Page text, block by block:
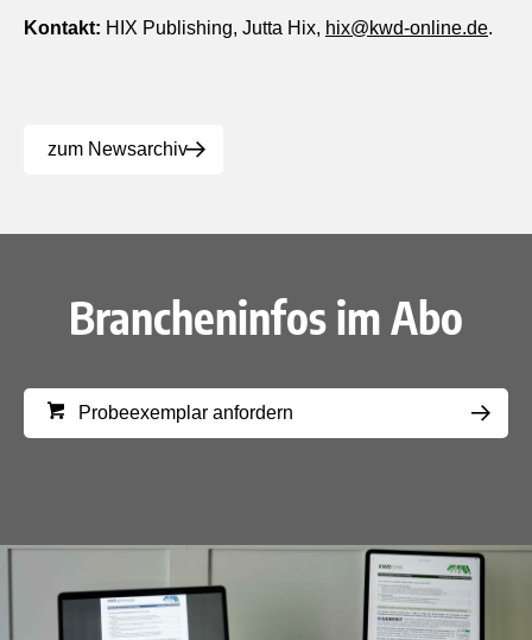
Kontakt: HIX Publishing, Jutta Hix, hix@kwd-online.de.
zum Newsarchiv
Brancheninfos im Abo
Probeexemplar anfordern